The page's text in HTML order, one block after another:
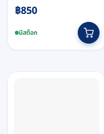
฿850
มีสต็อก